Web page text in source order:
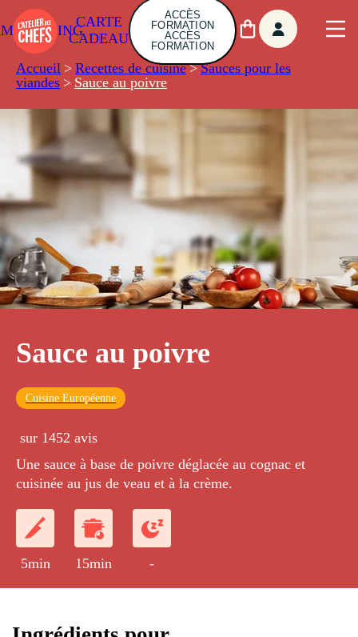
CARTE
CADEAU
ACCÈS
FORMATION
ACCÈS
FORMATION
Accueil > Recettes de cuisine > Sauces pour les
viandes > Sauce au poivre
Sauce au poivre
Cuisine Européenne
sur 1452 avis
Une sauce à base de poivre déglacée au cognac et
cuisinée au jus de veau et à la crème.
5min 15min -